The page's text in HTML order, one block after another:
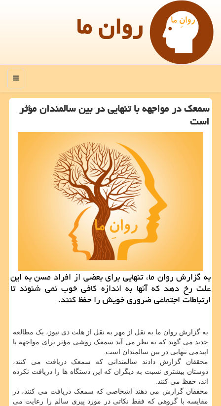
روان ما
منو
سمعک در مواجهه با تنهایی در بین سالمندان مؤثر
است
به گزارش روان ما، تنهایی برای بعضی از افراد مسن به این
علت رخ دهد که آنها به اندازه کافی خوب نمی شنوند تا
ارتباطات اجتماعی ضروری خویش را حفظ کنند.
به گزارش روان ما به نقل از مهر به نقل از هلث دی نیوز، یک مطالعه
جدید می گوید که به نظر می آید سمعک روشی مؤثر برای مواجهه با
اپیدمی تنهایی در بین سالمندان است.
محققان گزارش دادند سالمندانی که سمعک دریافت می کنند،
دوستان بیشتری نسبت به دیگران که این دستگاه ها را دریافت نکرده
اند، حفظ می کنند.
محققان گزارش می دهند اشخاصی که سمعک دریافت می کنند، در
مقایسه با گروهی که فقط نکاتی در مورد پیری سالم را رعایت می